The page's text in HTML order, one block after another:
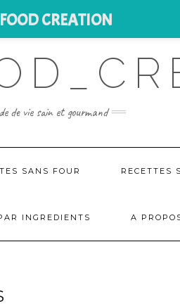
de vie sain et gourmand
SANS FOUR RECETTES
INGREDIENTS A
CREATION